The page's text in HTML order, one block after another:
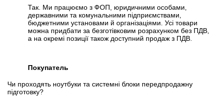
Так. Ми працюємо з ФОП, юридичними особами,
державними та комунальними підприємствами,
бюджетними установами й організаціями. Усі товари
можна придбати за безготівковим розрахунком без ПДВ,
а на окремі позиції також доступний продаж з ПДВ.
Покупатель
Чи проходять ноутбуки та системні блоки передпродажну
підготовку?